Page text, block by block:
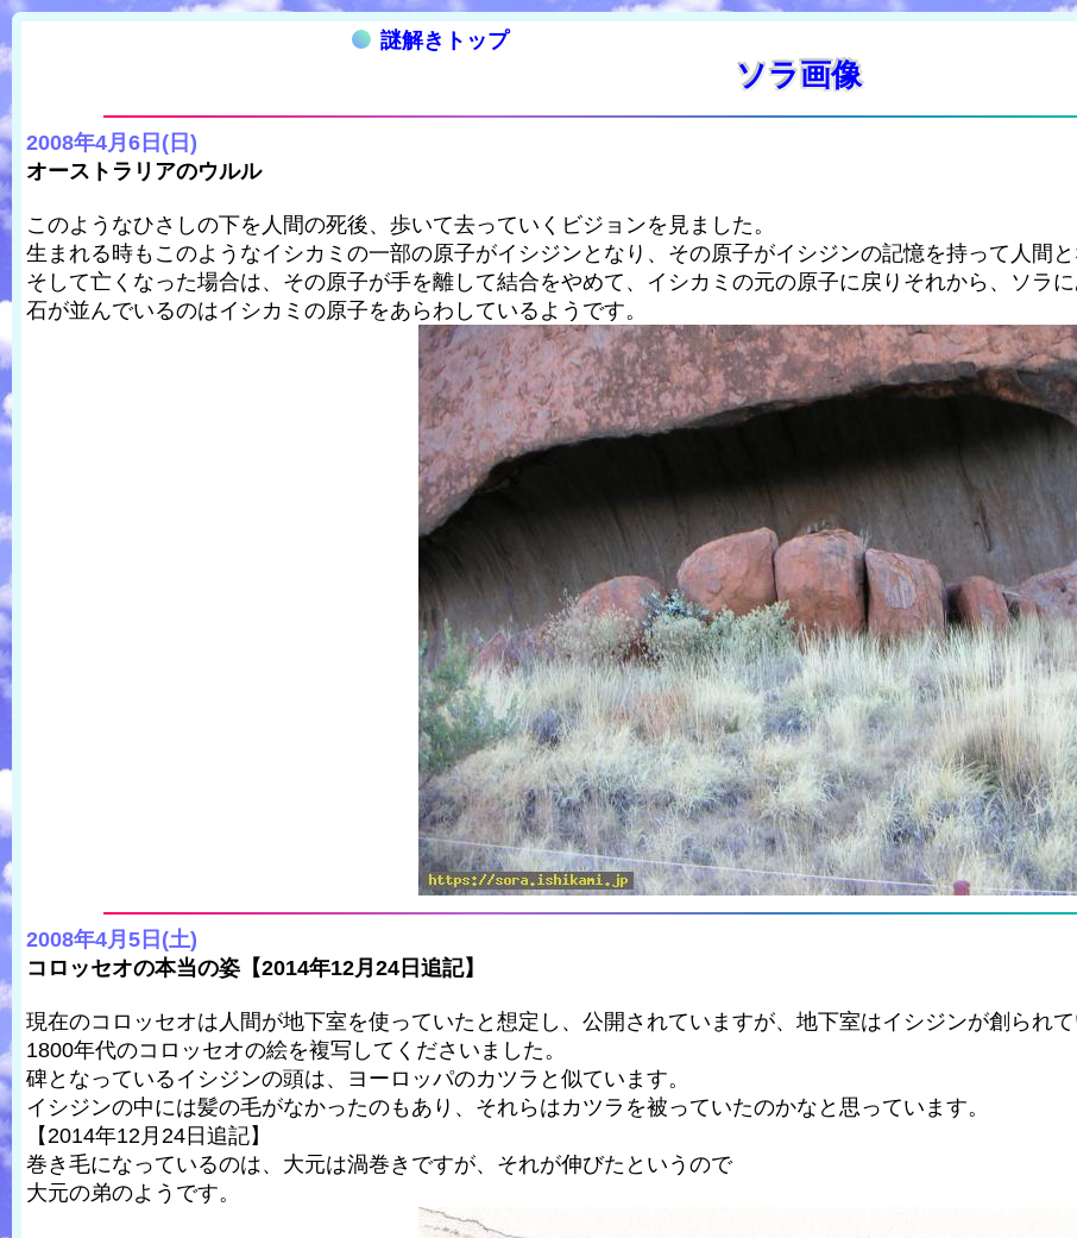
謎解きトップ
ソラ画像
2008年4月6日(日)
オーストラリアのウルル
このようなひさしの下を人間の死後、歩いて去っていくビジョンを見ました。
生まれる時もこのようなイシカミの一部の原子がイシジンとなり、その原子がイシジンの記憶を持って人間と
そして亡くなった場合は、その原子が手を離して結合をやめて、イシカミの元の原子に戻りそれから、ソラに
石が並んでいるのはイシカミの原子をあらわしているようです。
2008年4月5日(土)
コロッセオの本当の姿【2014年12月24日追記】
現在のコロッセオは人間が地下室を使っていたと想定し、公開されていますが、地下室はイシジンが創られ
1800年代のコロッセオの絵を複写してくださいました。
碑となっているイシジンの頭は、ヨーロッパのカツラと似ています。
イシジンの中には髪の毛がなかったのもあり、それらはカツラを被っていたのかなと思っています。
【2014年12月24日追記】
巻き毛になっているのは、大元は渦巻きですが、それが伸びたというので
大元の弟のようです。